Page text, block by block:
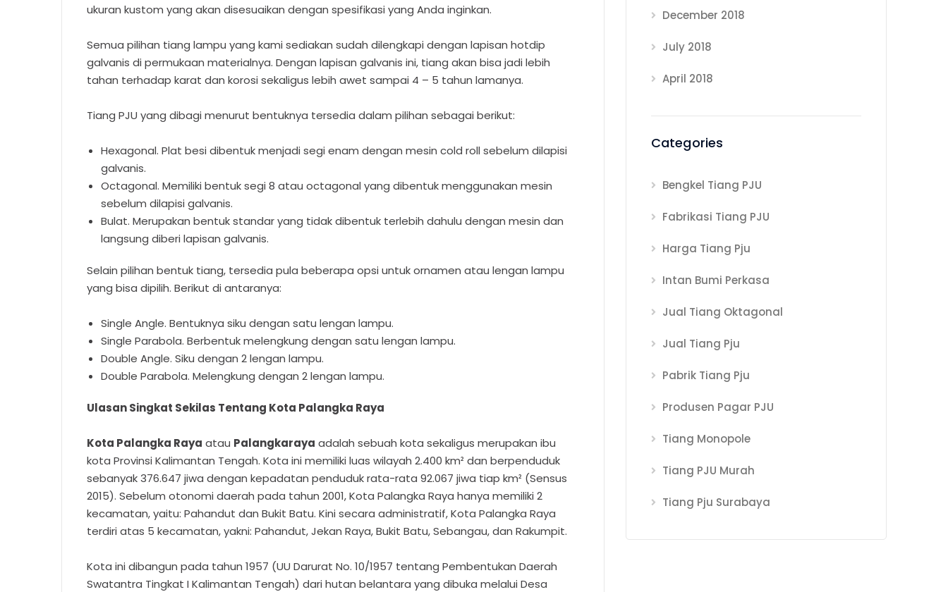
ukuran kustom yang akan disesuaikan dengan spesifikasi yang Anda inginkan.
Semua pilihan tiang lampu yang kami sediakan sudah dilengkapi dengan lapisan hotdip
galvanis di permukaan materialnya. Dengan lapisan galvanis ini, tiang akan bisa jadi lebih
tahan terhadap karat dan korosi sekaligus lebih awet sampai 4 – 5 tahun lamanya.
Tiang PJU yang dibagi menurut bentuknya tersedia dalam pilihan sebagai berikut:
Hexagonal. Plat besi dibentuk menjadi segi enam dengan mesin cold roll sebelum dilapisi
galvanis.
Octagonal. Memiliki bentuk segi 8 atau octagonal yang dibentuk menggunakan mesin
sebelum dilapisi galvanis.
Bulat. Merupakan bentuk standar yang tidak dibentuk terlebih dahulu dengan mesin dan
langsung diberi lapisan galvanis.
Selain pilihan bentuk tiang, tersedia pula beberapa opsi untuk ornamen atau lengan lampu
yang bisa dipilih. Berikut di antaranya:
Single Angle. Bentuknya siku dengan satu lengan lampu.
Single Parabola. Berbentuk melengkung dengan satu lengan lampu.
Double Angle. Siku dengan 2 lengan lampu.
Double Parabola. Melengkung dengan 2 lengan lampu.
Ulasan Singkat Sekilas Tentang Kota Palangka Raya
Kota Palangka Raya atau Palangkaraya adalah sebuah kota sekaligus merupakan ibu
kota Provinsi Kalimantan Tengah. Kota ini memiliki luas wilayah 2.400 km² dan berpenduduk
sebanyak 376.647 jiwa dengan kepadatan penduduk rata-rata 92.067 jiwa tiap km² (Sensus
2015). Sebelum otonomi daerah pada tahun 2001, Kota Palangka Raya hanya memiliki 2
kecamatan, yaitu: Pahandut dan Bukit Batu. Kini secara administratif, Kota Palangka Raya
terdiri atas 5 kecamatan, yakni: Pahandut, Jekan Raya, Bukit Batu, Sebangau, dan Rakumpit.
Kota ini dibangun pada tahun 1957 (UU Darurat No. 10/1957 tentang Pembentukan Daerah
Swatantra Tingkat I Kalimantan Tengah) dari hutan belantara yang dibuka melalui Desa
December 2018
July 2018
April 2018
Categories
Bengkel Tiang PJU
Fabrikasi Tiang PJU
Harga Tiang Pju
Intan Bumi Perkasa
Jual Tiang Oktagonal
Jual Tiang Pju
Pabrik Tiang Pju
Produsen Pagar PJU
Tiang Monopole
Tiang PJU Murah
Tiang Pju Surabaya